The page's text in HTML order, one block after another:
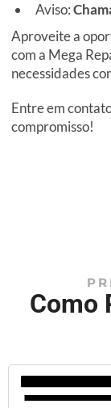
Aviso:
Aproveite a
com a Mega
necessidades
Entre em
compromisso!
Como